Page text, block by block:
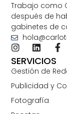
Trabajo como
después de
gabinetes de
SERVICIOS
Gestión de
Publicidad y
Fotografía